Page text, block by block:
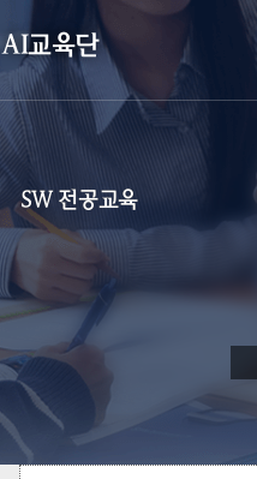
AI교육단
SW 전공교육